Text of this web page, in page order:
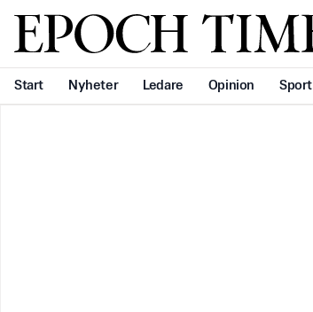
Svenska Epoch Times
Start Nyheter Ledare Opinion Sport